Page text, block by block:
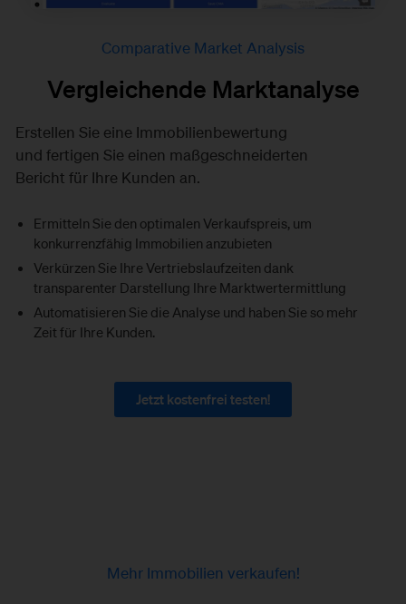
Comparative Market Analysis
Vergleichende Marktanalyse
Erstellen Sie eine Immobilienbewertung
und fertigen Sie einen maßgeschneiderten
Bericht für Ihre Kunden an.
Ermitteln Sie den optimalen Verkaufspreis, um
konkurrenzfähig Immobilien anzubieten
Verkürzen Sie Ihre Vertriebslaufzeiten dank
transparenter Darstellung Ihre Marktwertermittlung
Automatisieren Sie die Analyse und haben Sie so mehr
Zeit für Ihre Kunden.
Jetzt kostenfrei testen!
Mehr Immobilien verkaufen!